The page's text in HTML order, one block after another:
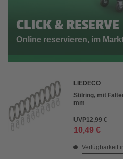
CLICK & RESERVE
Online reservieren, im
LIEDECO
Stilring, mit
mm
UVP12,99 €
10,49 €
Verfügbarkeit